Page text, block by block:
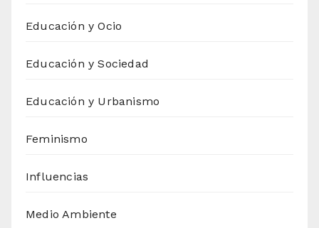
Educación y Ocio
Educación y Sociedad
Educación y Urbanismo
Feminismo
Influencias
Medio Ambiente